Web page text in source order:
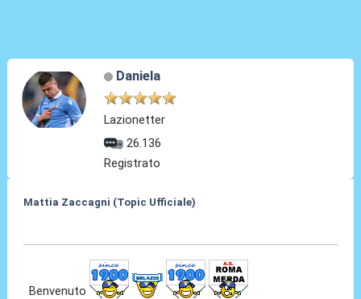
Daniela
Lazionetter
26.136
Registrato
Mattia Zaccagni (Topic Ufficiale)
Benvenuto